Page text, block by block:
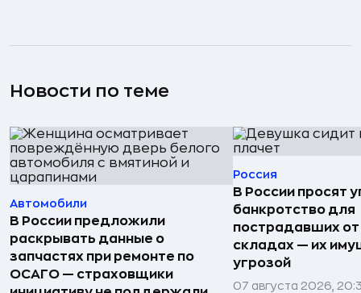
Новости по теме
Автомобили
В России предложили
раскрывать данные о
запчастях при ремонте по
ОСАГО — страховщики
Россия
В России просят
банкротство для
пострадавших
складах — их
угрозой
07 августа 2026,